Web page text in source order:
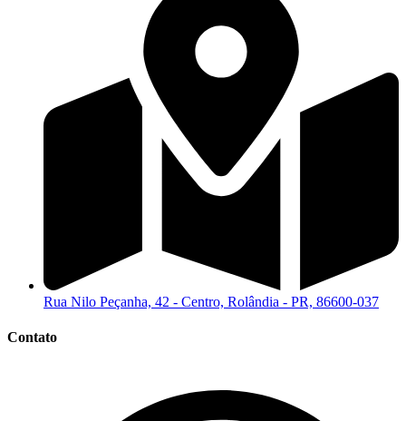
Rua Nilo Peçanha, 42 - Centro, Rolândia - PR, 86600-037
Contato